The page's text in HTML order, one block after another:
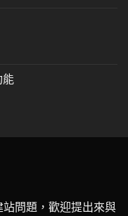
能
問題，歡迎提出來與